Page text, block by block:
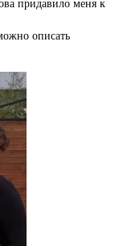
придавило меня к
описать